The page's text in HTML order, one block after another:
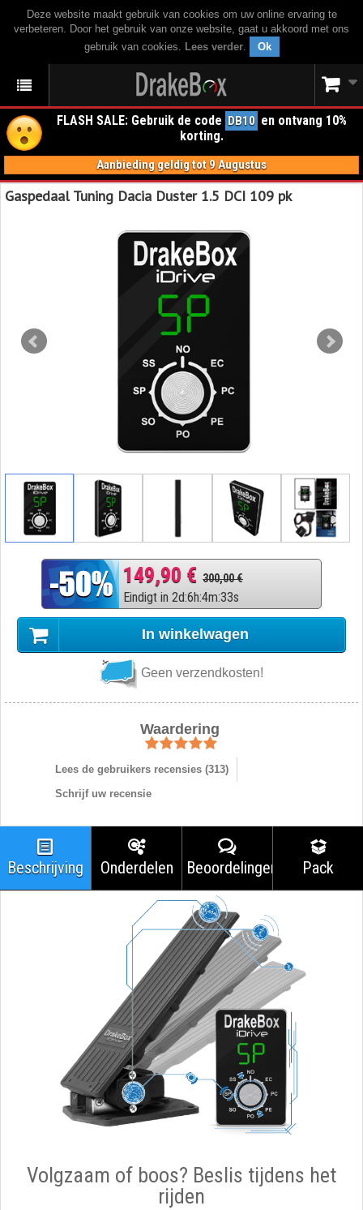
Deze website maakt gebruik van cookies om uw online ervaring te
verbeteren. Door het gebruik van onze website, gaat u akkoord met ons
gebruik van cookies. Lees verder. Ok
FLASH SALE: Gebruik de code DB10 en ontvang 10%
korting.
Aanbieding geldig tot 9 Augustus
Gaspedaal Tuning Dacia Duster 1.5 DCI 109 pk
149,90 € 300,00 €
Eindigt in 2d:6h:4m:32s
In winkelwagen
Geen verzendkosten!
Waardering
Lees de gebruikers recensies (313)
Schrijf uw recensie
Beschrijving Onderdelen Beoordelingen Pack
Volgzaam of boos? Beslis tijdens het
rijden